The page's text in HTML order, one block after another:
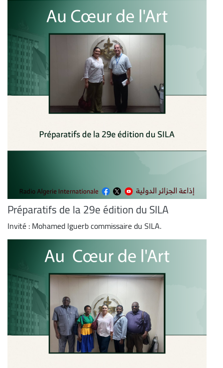
Préparatifs de la 29e édition du SILA
Invité : Mohamed Iguerb commissaire du SILA.